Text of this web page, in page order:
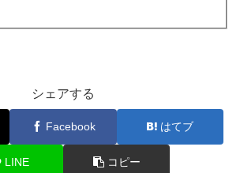
シェアする
Facebook はてブ
LINE コピー